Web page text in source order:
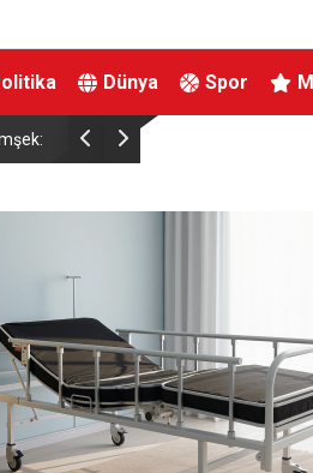
Dünya Spor
Resul Dindar ve Ümit Yaşar,